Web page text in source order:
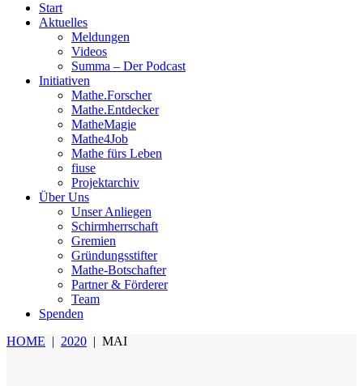
Start
Aktuelles
Meldungen
Videos
Summa – Der Podcast
Initiativen
Mathe.Forscher
Mathe.Entdecker
MatheMagie
Mathe4Job
Mathe fürs Leben
fiuse
Projektarchiv
Über Uns
Unser Anliegen
Schirmherrschaft
Gremien
Gründungsstifter
Mathe-Botschafter
Partner & Förderer
Team
Spenden
HOME | 2020 | MAI